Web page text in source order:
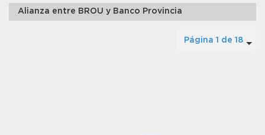
Alianza entre BROU y Banco Provincia
Página 1 de 18